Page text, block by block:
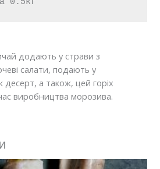
додають у страви з
салати, подають у
десерт, а також, цей горіх
виробництва морозива.